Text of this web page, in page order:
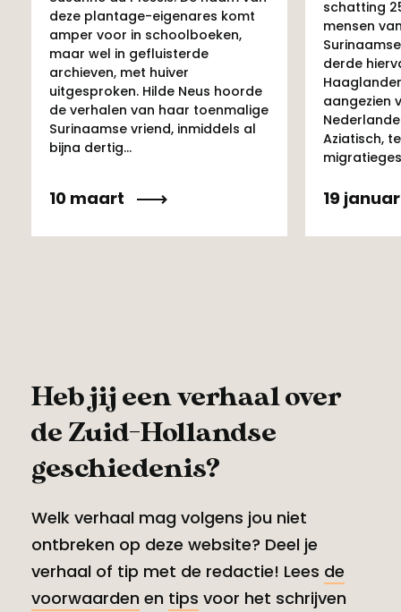
ook op het behaalde succes. Dank aan
alle recreanten die hebben geholpen!
Jullie zijn fantastisch.
deze plantage-eigenares komt
amper voor in schoolboeken,
maar wel in gefluisterde
archieven, met huiver
uitgesproken. Hilde Neus hoorde
de verhalen van haar toenmalige
Surinaamse vriend, inmiddels al
bijna dertig...
10 maart
schatting
mensen
derde
aangezien
Aziatisch,
19
Heb jij een verhaal over
de Zuid-Hollandse
geschiedenis?
Welk verhaal mag volgens jou niet
ontbreken op deze website? Deel je
verhaal of tip met de redactie! Lees de
voorwaarden en tips voor het schrijven